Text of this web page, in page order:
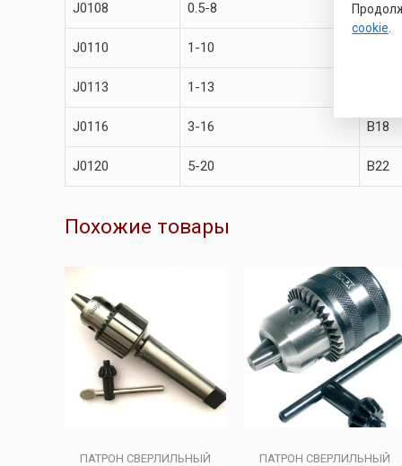
J0108 0.5-8 B12
J0110 1-10
J0113 1-13
J0116 3-16 B18
J0120 5-20 B22
Похожие товары
ПАТРОН СВЕРЛИЛЬНЫЙ ПАТРОН СВЕРЛИЛЬНЫЙ
cookie